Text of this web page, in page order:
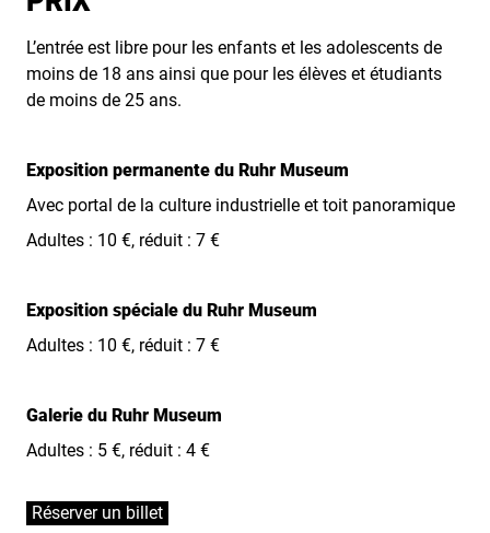
L’entrée est libre pour les enfants et les adolescents de
moins de 18 ans ainsi que pour les élèves et étudiants
de moins de 25 ans.
Exposition permanente du Ruhr Museum
Avec portal de la culture industrielle et toit panoramique
Adultes : 10 €, réduit : 7 €
Exposition spéciale du Ruhr Museum
Adultes : 10 €, réduit : 7 €
Galerie du Ruhr Museum
Adultes : 5 €, réduit : 4 €
Réserver un billet